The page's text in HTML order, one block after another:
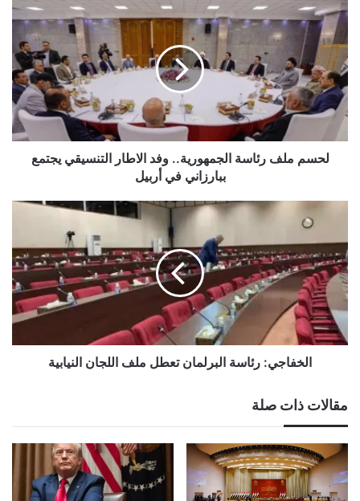
لحسم
ملف
رئاسة
الجمهورية..
وفد
الاطار
التنسيقي
يجتمع
ببارزاني
لحسم ملف رئاسة الجمهورية.. وفد الاطار التنسيقي يجتمع
ببارزاني في أربيل
البرلمان
تعطل
ملف
اللجان
النيابية
الخفاجي: رئاسة البرلمان تعطل ملف اللجان النيابية
مقالات ذات صلة